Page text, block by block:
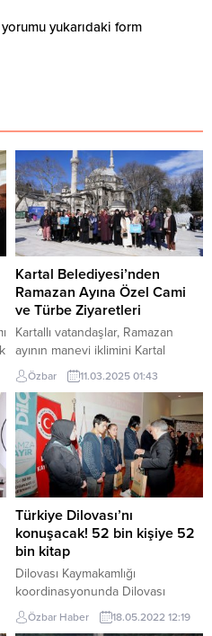
yukarıdaki form
Kartal Belediyesi’nden
Ramazan Ayına Özel Cami
ve Türbe Ziyaretleri
Kartallı vatandaşlar, Ramazan
ayının manevi iklimini Kartal
Belediyesi’nin düzenlediği
etkinlikler ile yaşamaya devam
ediyor. Etkinlikler kapsamında
vatandaşlar, her gün Kartal’ın
farklı bir mahallesinden hareket
eden araçlarla İstanbul’un tarihi
cami ve türbelerini ziyaret etme
fırsatı yakalıyor. Yoğun ilgi gören
inanç turları sayesinde
Kartallılar’ın ibadet merkezlerini
ziyaret etmeleri sağlanırken, bir
yandan da...
Özbar 11.03.2025 01:43
Türkiye Dilovası’nı
konuşacak! 52 bin kişiye 52
bin kitap
Dilovası Kaymakamlığı
koordinasyonunda Dilovası
Belediyesi ve ilçede faaliyet
gösteren DOSB, GEBKİM, İMES,
Özbar Haber 18.05.2022 12:19